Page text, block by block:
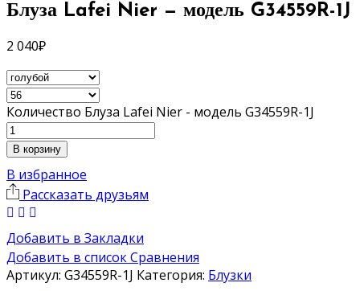
Блуза Lafei Nier — модель G34559R-1J
2 040₽
Количество Блуза Lafei Nier - модель G34559R-1J
В корзину
В избранное
Рассказать друзьям
Добавить в Закладки
Добавить в список Сравнения
Артикул: G34559R-1J Категория: Блузки